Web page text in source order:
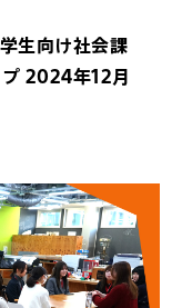
生向け社会課
2024年12月